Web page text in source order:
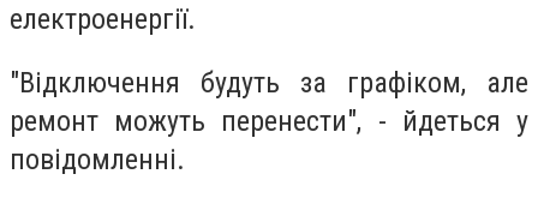
електроенергії.
"Відключення будуть за графіком, але
ремонт можуть перенести", - йдеться у
повідомленні.